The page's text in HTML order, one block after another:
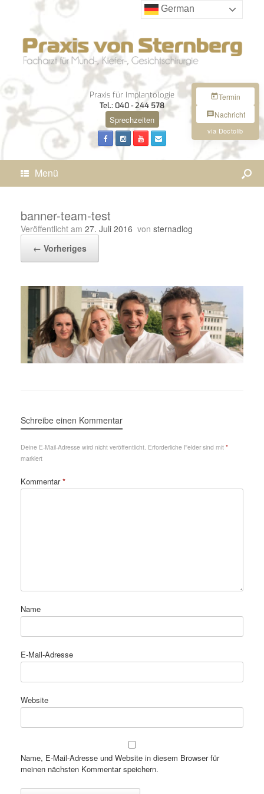
Praxis für Implantologie
Tel.: 040 - 244 578
Sprechzeiten
Menü
banner-team-test
Veröffentlicht am 27. Juli 2016 von sternadlog
← Vorheriges
Schreibe einen Kommentar
Deine E-Mail-Adresse wird nicht veröffentlicht. Erforderliche Felder sind mit *
markiert
Kommentar*
Name
E-Mail-Adresse
Website
Name, E-Mail-Adresse und Website in diesem Browser für
meinen nächsten Kommentar speichern.
Termin
Nachricht
via Doctolib
German